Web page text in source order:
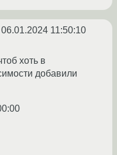
06.01.2024 11:50:10
хоть в
добавили